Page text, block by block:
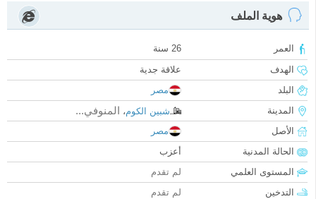
هوية الملف
العمر
26 سنة
الهدف
علاقة جدية
البلد
مصر
المدينة
شبين الكوم، المنوفي...
الأصل
مصر
الحالة المدنية
أعزب
المستوى العلمي
لم تقدم
التدخين
لم تقدم